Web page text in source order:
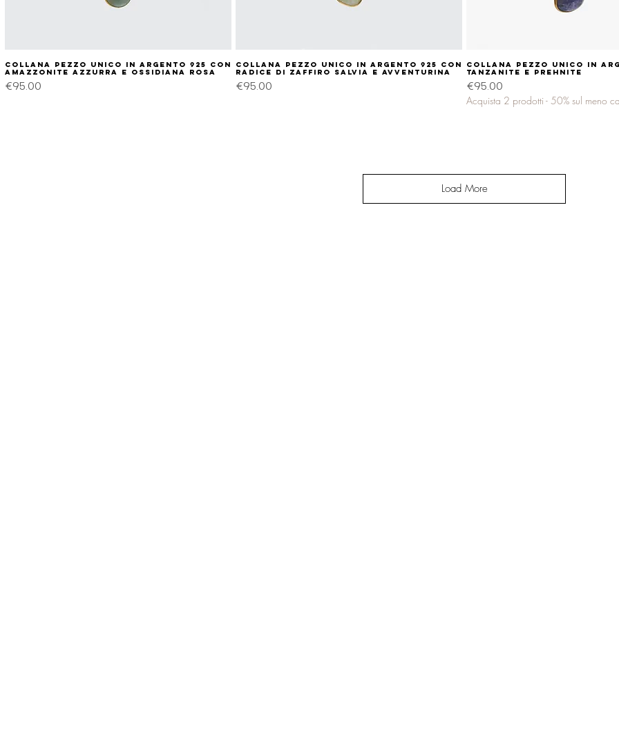
Quick View
Collana pezzo unico in argento 925 con
amazzonite azzurra e ossidiana rosa
Price
€95.00
Quick View
Collana pezzo unico in argento 925 con
radice di zaffiro salvia e avventurina
Price
€95.00
Quick View
Collana pezzo unico in
tanzanite e prehnite
Price
€95.00
Acquista 2 prodotti - 50% sul meno
Load More